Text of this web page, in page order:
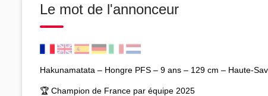
Le mot de l'annonceur
Hakunamatata – Hongre PFS – 9 ans – 129 cm – Haute-
🏆 Champion de France par équipe 2025